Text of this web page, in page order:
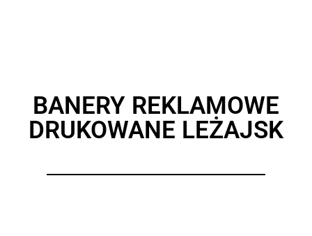
BANERY REKLAMOWE
DRUKOWANE LEŻAJSK